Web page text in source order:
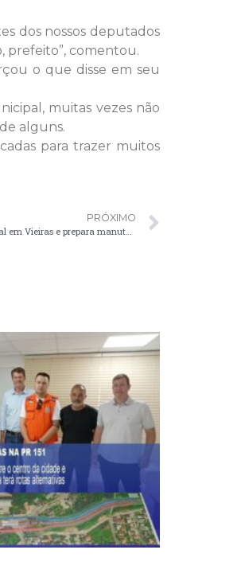
dos nossos deputados
prefeito”, comentou.
o que disse em seu
muitas vezes não
alguns.
para trazer muitos
PRÓXIMO
Secretaria de Desenvolvimento Rural realiza patrolamento emergencial em Vieiras e prepara manutenção dos roteiros escolares